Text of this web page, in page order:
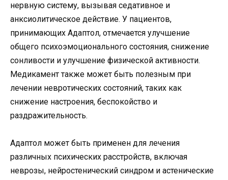
нервную систему, вызывая седативное и
анксиолитическое действие. У пациентов,
принимающих Адаптол, отмечается улучшение
общего психоэмоционального состояния, снижение
сонливости и улучшение физической активности.
Медикамент также может быть полезным при
лечении невротических состояний, таких как
снижение настроения, беспокойство и
раздражительность.
Адаптол может быть применен для лечения
различных психических расстройств, включая
неврозы, нейростенический синдром и астенические